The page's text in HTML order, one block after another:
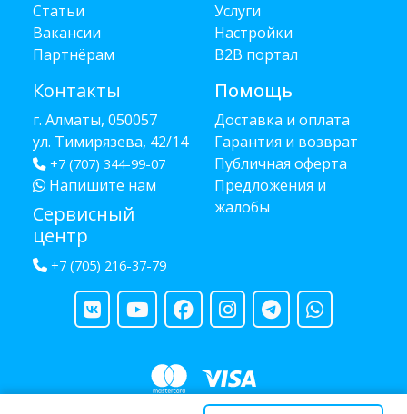
Статьи
Вакансии
Партнёрам
Контакты
г. Алматы, 050057
ул. Тимирязева, 42/14
+7 (707) 344-99-07
Напишите нам
Сервисный
центр
+7 (705) 216-37-79
Услуги
Настройки
B2B портал
Помощь
Доставка и оплата
Гарантия и возврат
Публичная оферта
Предложения и
жалобы